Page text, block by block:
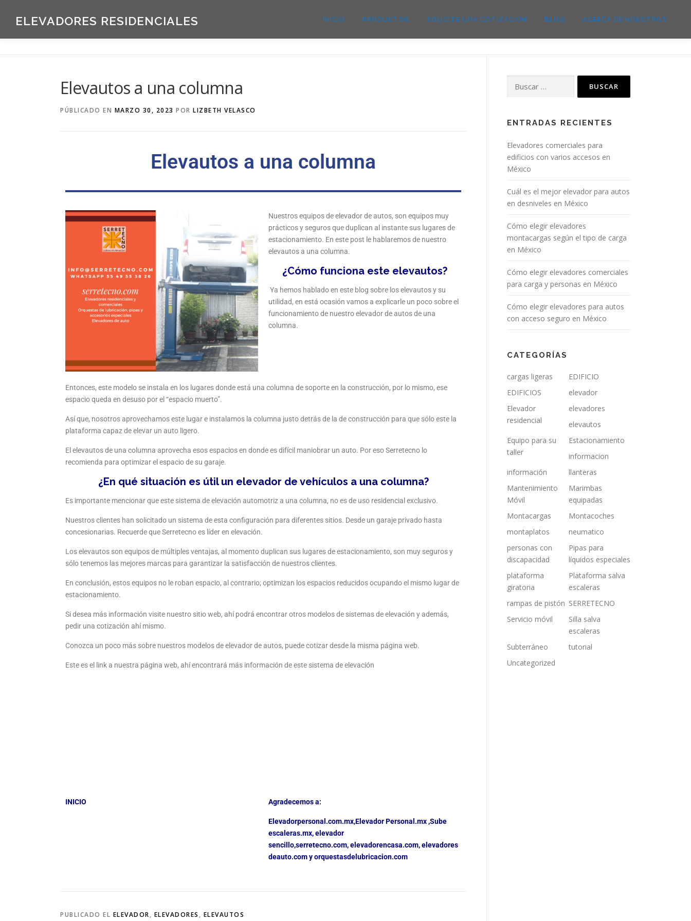
ELEVADORES RESIDENCIALES INICIO PRODUCTOS SOLICITE UNA COTIZACIÓN BLOG ACERCA DE NOSOTROS
Elevautos a una columna
PÚBLICADO EN MARZO 30, 2023 POR LIZBETH VELASCO
Elevautos a una columna
Nuestros equipos de elevador de autos, son equipos muy
prácticos y seguros que duplican al instante sus lugares de
estacionamiento. En este post le hablaremos de nuestro
elevautos a una columna.
¿Cómo funciona este elevautos?
Ya hemos hablado en este blog sobre los elevautos y su
utilidad, en está ocasión vamos a explicarle un poco sobre el
funcionamiento de nuestro elevador de autos de una
columna.
Entonces, este modelo se instala en los lugares donde está una columna de soporte en la construcción, por lo mismo, ese
espacio queda en desuso por el “espacio muerto”.
Así que, nosotros aprovechamos este lugar e instalamos la columna justo detrás de la de construcción para que sólo este la
plataforma capaz de elevar un auto ligero.
El elevautos de una columna aprovecha esos espacios en donde es difícil maniobrar un auto. Por eso Serretecno lo
recomienda para optimizar el espacio de su garaje.
¿En qué situación es útil un elevador de vehículos a una columna?
Es importante mencionar que este sistema de elevación automotriz a una columna, no es de uso residencial exclusivo.
Nuestros clientes han solicitado un sistema de esta configuración para diferentes sitios. Desde un garaje privado hasta
concesionarias. Recuerde que Serretecno es líder en elevación.
Los elevautos son equipos de múltiples ventajas, al momento duplican sus lugares de estacionamiento, son muy seguros y
sólo tenemos las mejores marcas para garantizar la satisfacción de nuestros clientes.
En conclusión, estos equipos no le roban espacio, al contrario; optimizan los espacios reducidos ocupando el mismo lugar de
estacionamiento.
Si desea más información visite nuestro sitio web, ahí podrá encontrar otros modelos de sistemas de elevación y además,
pedir una cotización ahí mismo.
Conozca un poco más sobre nuestros modelos de elevador de autos, puede cotizar desde la misma página web.
Este es el link a nuestra página web, ahí encontrará más información de este sistema de elevación
INICIO Agradecemos a:
Elevadorpersonal.com.mx,Elevador Personal.mx ,Sube
escaleras.mx,elevador
sencillo,serretecno.com,elevadorencasa.com,elevadores
deauto.comyorquestasdelubricacion.com
PUBLICADO EL ELEVADOR, ELEVADORES , ELEVAUTOS
ENTRADAS RECIENTES
Elevadores comerciales para
edificios con varios accesos en
México
Cuál es el mejor elevador para autos
en desniveles en México
Cómo elegir elevadores
montacargas según el tipo de carga
en México
Cómo elegir elevadores comerciales
para carga y personas en México
Cómo elegir elevadores para autos
con acceso seguro en México
CATEGORÍAS
cargas ligeras
EDIFICIO
EDIFICIOS
elevador
Elevador
residencial
elevadores
elevautos
Equipo para su
taller
Estacionamiento
informacion
información
llanteras
Mantenimiento
Móvil
Marimbas
equipadas
Montacargas
Montacoches
montaplatos
neumatico
personas con
discapacidad
Pipas para
líquidos especiales
plataforma
giratoria
Plataforma salva
escaleras
rampas de pistón SERRETECNO
Servicio móvil
Silla salva
escaleras
Subterráneo
tutorial
Uncategorized